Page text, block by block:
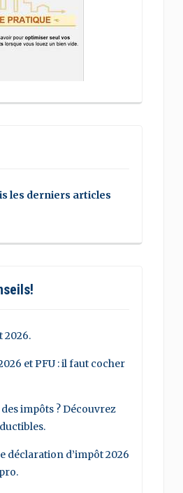
les derniers articles
2026.
et PFU : il faut cocher
impôts ? Découvrez
déclaration d’impôt 2026